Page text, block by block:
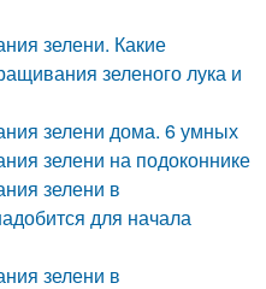
зелени. Какие
зеленого лука и
зелени дома. 6 умных
зелени на подоконнике
зелени в
для начала
зелени в